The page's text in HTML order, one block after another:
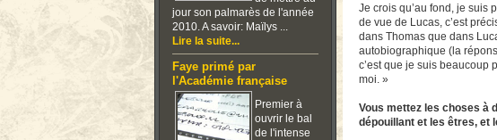
jour son palmarès de l'année
2010. A savoir: Maïlys ...
Lire la suite...
Faye primé par
l'Académie française
Premier à
ouvrir le bal
de l'intense
Je crois qu’au fond, je suis
de vue de Lucas, c’est
dans Thomas que dans
autobiographique (la
c’est que je suis beaucoup
moi. »
Vous mettez les choses à
dépouillant et les êtres, et